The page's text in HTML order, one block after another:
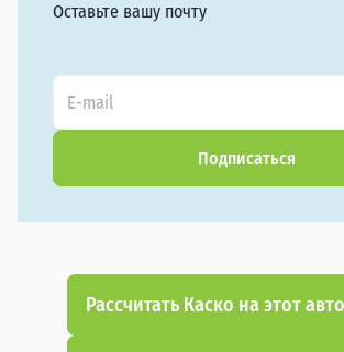
Оставьте вашу почту
Подписаться
Рассчитать Каско на этот